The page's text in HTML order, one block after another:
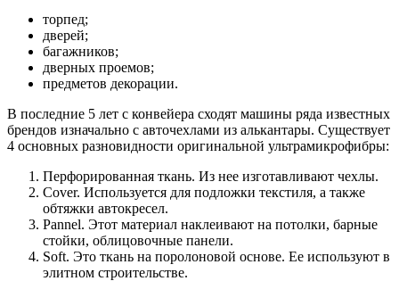
торпед;
дверей;
багажников;
дверных проемов;
предметов декорации.
В последние 5 лет с конвейера сходят машины ряда известных
брендов изначально с авточехлами из алькантары. Существует
4 основных разновидности оригинальной ультрамикрофибры:
Перфорированная ткань. Из нее изготавливают чехлы.
Cover. Используется для подложки текстиля, а также
обтяжки автокресел.
Pannel. Этот материал наклеивают на потолки, барные
стойки, облицовочные панели.
Soft. Это ткань на поролоновой основе. Ее используют в
элитном строительстве.